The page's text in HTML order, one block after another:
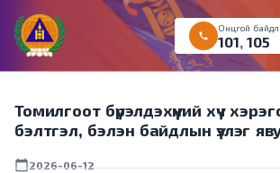
call
Онцгой
101 ,105
Томилгоот бүрэлдэхүүний хүч
бэлтгэл, бэлэн байдлын үзлэг
calendar_today2026-06-12